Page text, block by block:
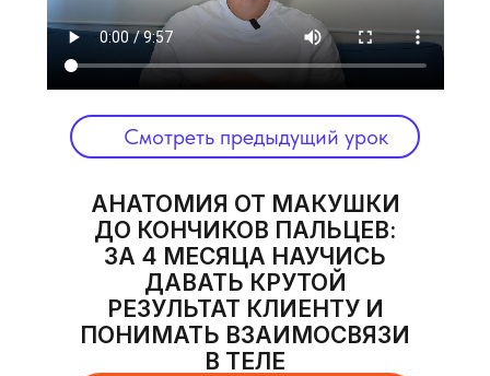
Смотреть урок в Telegram
Смотреть предыдущий урок
АНАТОМИЯ ОТ МАКУШКИ
ДО КОНЧИКОВ ПАЛЬЦЕВ:
ЗА 4 МЕСЯЦА НАУЧИСЬ
ДАВАТЬ КРУТОЙ
РЕЗУЛЬТАТ КЛИЕНТУ И
ПОНИМАТЬ ВЗАИМОСВЯЗИ
В ТЕЛЕ